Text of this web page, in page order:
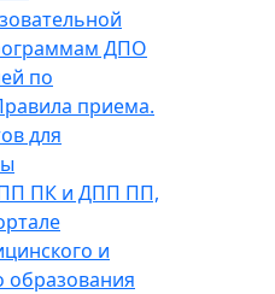
ДПО
по
приема.
для
ПК и ДПП ПП,
и
образования